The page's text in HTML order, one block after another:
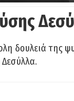
δουλειά της